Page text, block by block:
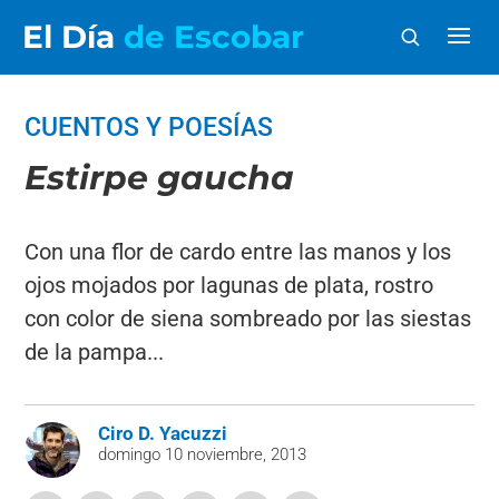
El Día de Escobar
CUENTOS Y POESÍAS
Estirpe gaucha
Con una flor de cardo entre las manos y los
ojos mojados por lagunas de plata, rostro
con color de siena sombreado por las siestas
de la pampa...
Ciro D. Yacuzzi
domingo 10 noviembre, 2013